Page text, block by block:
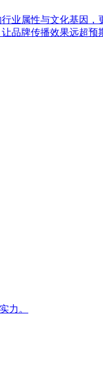
业属性与文化基因
品牌传播效果远超
力。